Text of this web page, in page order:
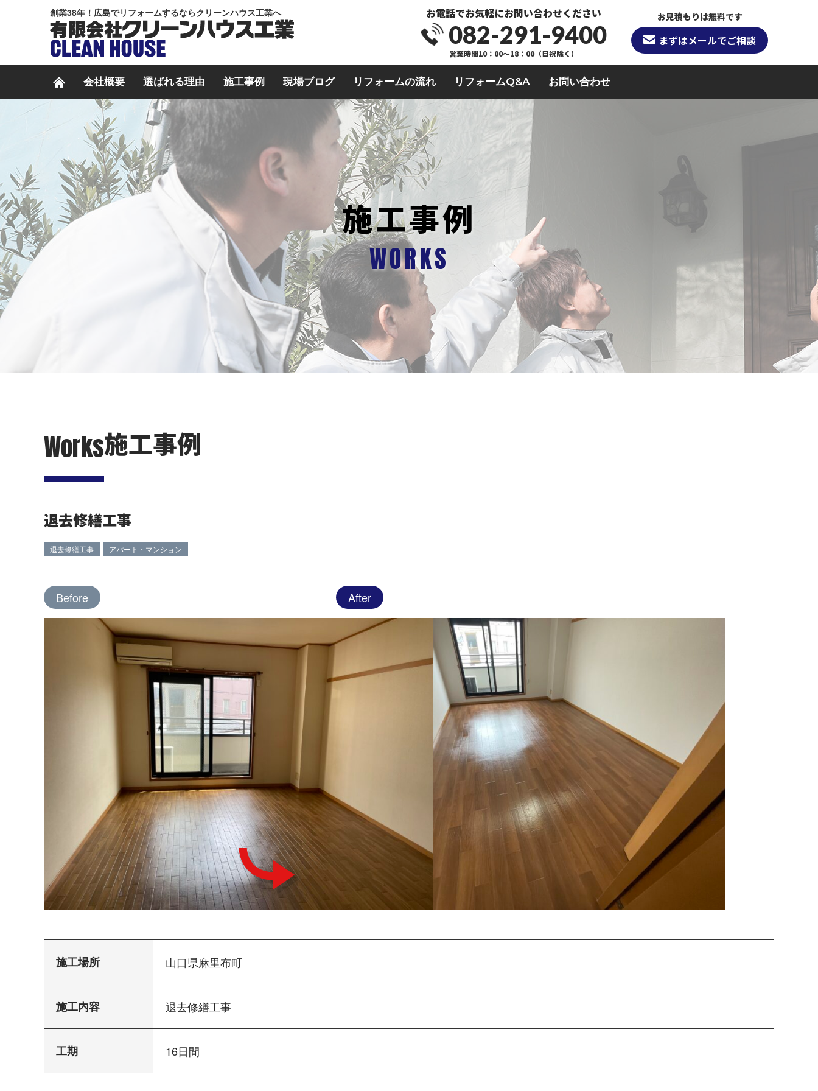
創業38年！広島でリフォームするならクリーンハウス工業へ お電話でお気軽にお問い合わせください
082-291-9400
営業時間10：00～18：00（日祝除く）
お見積もりは無料です
まずはメールでご相談
会社概要 選ばれる理由 施工事例 現場ブログ リフォームの流れ リフォームQ&A お問い合わせ
施工事例
WORKS
Works施工事例
退去修繕工事
退去修繕工事 アパート・マンション
Before After
施工場所 山口県麻里布町
施工内容 退去修繕工事
工期 16日間